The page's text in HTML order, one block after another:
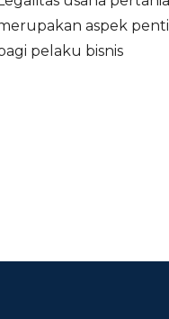
aspek
pelaku bisnis